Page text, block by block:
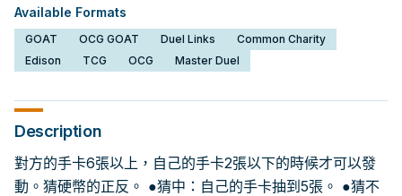
Available Formats
GOAT OCG GOAT Duel Links
Common Charity
Edison
TCG OCG Master Duel
Description
對方的手卡6張以上，自己的手卡2張以下的時候才可以發
動。猜硬幣的正反。 ●猜中：自己的手卡抽到5張。 ●猜不